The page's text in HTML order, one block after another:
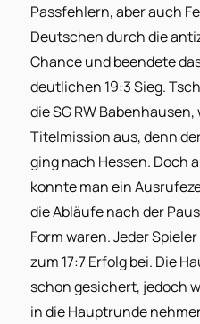
Passfehlern, aber auch
Deutschen durch die
Chance und beendete
deutlichen 19:3 Sieg.
die SG RW
Titelmission aus, denn
ging nach Hessen. Doch
konnte man ein
die Abläufe nach der
Form waren. Jeder
zum 17:7 Erfolg bei. Die
schon gesichert, jedoch
in die Hauptrunde